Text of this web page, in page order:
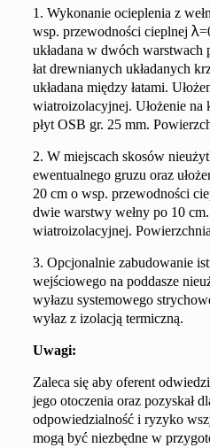
1.Wykonanie ocieplenia z
wsp. przewodności cieplnejλ
układana w dwóch warstwach
łat drewnianych układanych
układana między łatami.
wiatroizolacyjnej. Ułożenie na
płyt OSB gr. 25 mm.
2. W miejscach skosów
ewentualnego gruzu oraz
20 cm o wsp. przewodności
dwie warstwy wełny po 10
wiatroizolacyjnej.
3. Opcjonalnie zabudowanie
wejściowego na poddasze
wyłazu systemowego
wyłaz z izolacją termiczną.
Uwagi:
Zaleca się aby oferent
jego otoczenia oraz pozyskał
odpowiedzialność i ryzyko
mogą być niezbędne w